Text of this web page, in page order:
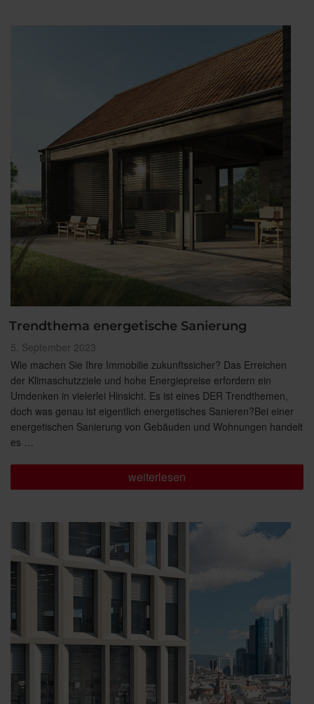
Teil
Trendthema energetische Sanierung
Veröffentlicht
am
5. September 2023
Wie machen Sie Ihre Immobilie zukunftssicher? Das Erreichen
der Klimaschutzziele und hohe Energiepreise erfordern ein
Umdenken in vielerlei Hinsicht. Es ist eines DER Trendthemen,
doch was genau ist eigentlich energetisches Sanieren?Bei einer
energetischen Sanierung von Gebäuden und Wohnungen handelt
es …
„Trendthema
energetische
weiterlesen